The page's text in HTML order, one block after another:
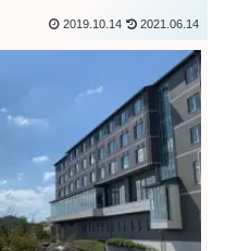
2019.10.14 2021.06.14